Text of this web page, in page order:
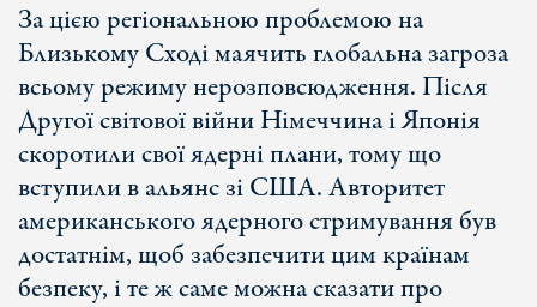
За цією регіональною проблемою на
Близькому Сході маячить глобальна загроза
всьому режиму нерозповсюдження. Після
Другої світової війни Німеччина і Японія
скоротили свої ядерні плани, тому що
вступили в альянс зі США. Авторитет
американського ядерного стримування був
достатнім, щоб забезпечити цим країнам
безпеку, і те ж саме можна сказати про